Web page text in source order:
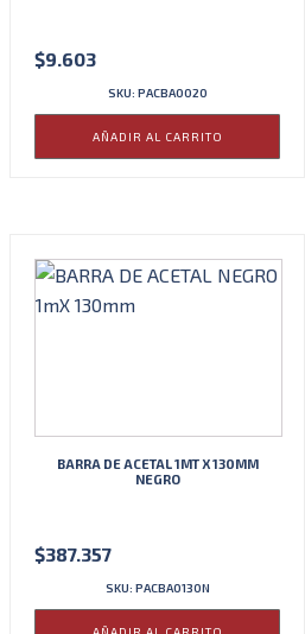
$9.603
SKU: PACBA0020
AÑADIR AL CARRITO
BARRA DE ACETAL 1MT X 130MM
NEGRO
$387.357
SKU: PACBA0130N